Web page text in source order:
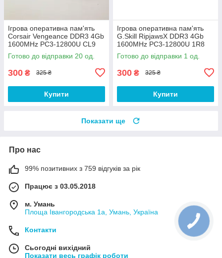
Ігрова оперативна пам'ять
Corsair Vengeance DDR3 4Gb
1600MHz PC3-12800U CL9
(CMZ8GX3M2A1600C9B) Б/У
Готово до відправки 20 од.
300 ₴ 325 ₴
Купити
Ігрова оперативна пам'ять
G.Skill RipjawsX DDR3 4Gb
1600MHz PC3-12800U 1R8
CL9 (F3-12800CL9S-4GBXL)
Б/В
Готово до відправки 1 од.
300 ₴ 325 ₴
Купити
Показати ще
Про нас
99% позитивних з 759 відгуків за рік
Працює з 03.05.2018
м. Умань
Площа Івангородська 1а, Умань, Україна
Контакти
Сьогодні вихідний
Показати весь графік роботи